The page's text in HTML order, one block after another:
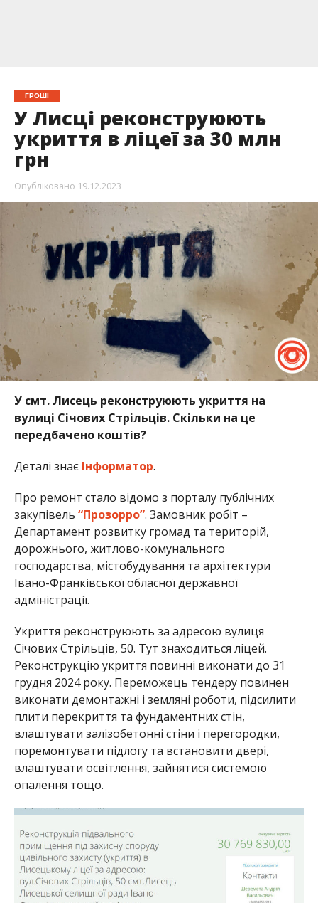
ГРОШІ
У Лисці реконструюють
укриття в ліцеї за 30 млн
грн
Опубліковано 19.12.2023
У смт. Лисець реконструюють укриття на
вулиці Січових Стрільців. Скільки на це
передбачено коштів?
Деталі знає Інформатор.
Про ремонт стало відомо з порталу публічних
закупівель “Прозорро”. Замовник робіт –
Департамент розвитку громад та територій,
дорожнього, житлово-комунального
господарства, містобудування та архітектури
Івано-Франківської обласної державної
адміністрації.
Укриття реконструюють за адресою вулиця
Січових Стрільців, 50. Тут знаходиться ліцей.
Реконструкцію укриття повинні виконати до 31
грудня 2024 року. Переможець тендеру повинен
виконати демонтажні і земляні роботи, підсилити
плити перекриття та фундаментних стін,
влаштувати залізобетонні стіни і перегородки,
поремонтувати підлогу та встановити двері,
влаштувати освітлення, зайнятися системою
опалення тощо.